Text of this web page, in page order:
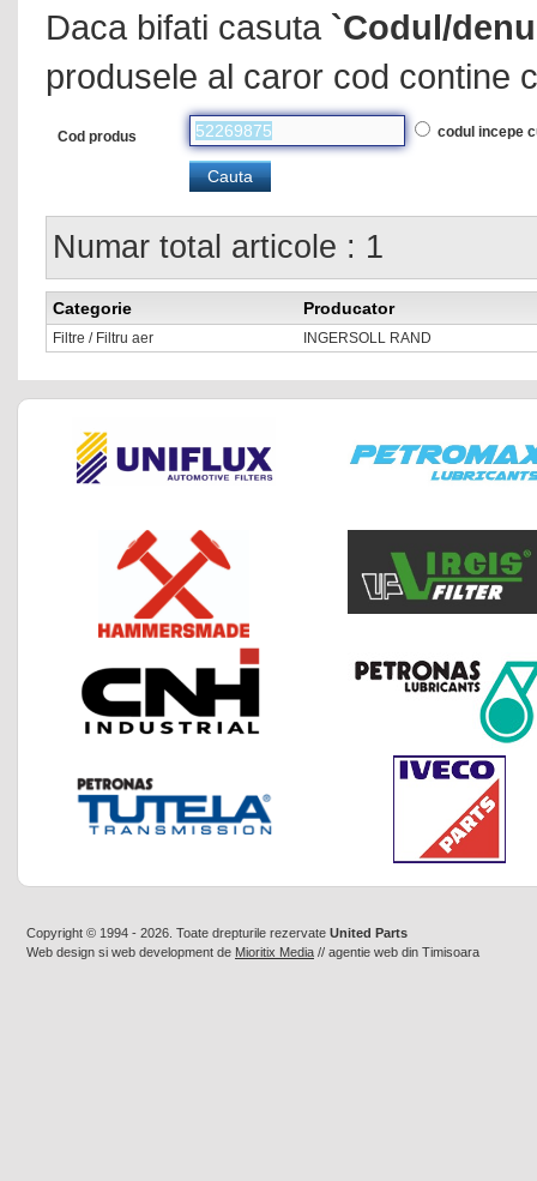
Daca bifati casuta `Codul/
produsele al caror cod contine
Cod produs codul incepe
Numar total articole : 1
Categorie Producator
Filtre / Filtru aer INGERSOLL RAND
Copyright © 1994 - 2026. Toate drepturile rezervate United Parts
Web design si web development de Mioritix Media // agentie web din Timisoara